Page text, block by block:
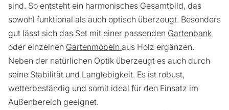
sind. So entsteht ein harmonisches Gesamtbild, das
sowohl funktional als auch optisch überzeugt. Besonders
gut lässt sich das Set mit einer passenden Gartenbank
oder einzelnen Gartenmöbeln aus Holz ergänzen.
Neben der natürlichen Optik überzeugt es auch durch
seine Stabilität und Langlebigkeit. Es ist robust,
wetterbeständig und somit ideal für den Einsatz im
Außenbereich geeignet.